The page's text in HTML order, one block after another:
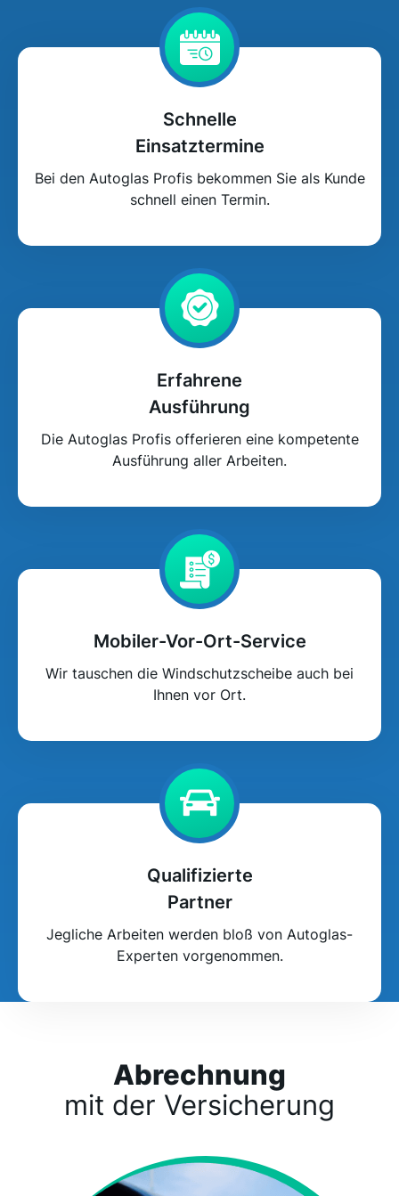
Schnelle
Einsatztermine
Bei den Autoglas Profis bekommen Sie als Kunde
schnell einen Termin.
Erfahrene
Ausführung
Die Autoglas Profis offerieren eine kompetente
Ausführung aller Arbeiten.
Mobiler-Vor-Ort-Service
Wir tauschen die Windschutzscheibe auch bei
Ihnen vor Ort.
Qualifizierte
Partner
Jegliche Arbeiten werden bloß von Autoglas-
Experten vorgenommen.
Abrechnung
mit der Versicherung